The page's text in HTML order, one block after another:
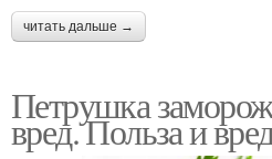
читать дальше →
Петрушка
вред. Польза и